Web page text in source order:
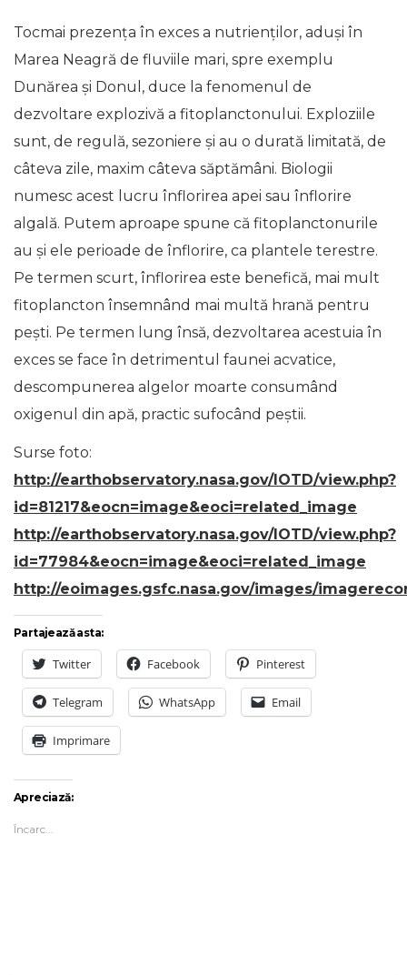
Tocmai prezența în exces a nutrienților, aduși în
Marea Neagră de fluviile mari, spre exemplu
Dunărea și Donul, duce la fenomenul de
dezvoltare explozivă a fitoplanctonului. Exploziile
sunt, de regulă, sezoniere și au o durată limitată, de
câteva zile, maxim câteva săptămâni. Biologii
numesc acest lucru înflorirea apei sau înflorire
algală. Putem aproape spune că fitoplanctonurile
au și ele perioade de înflorire, ca plantele terestre.
Pe termen scurt, înflorirea este benefică, mai mult
fitoplancton însemnând mai multă hrană pentru
pești. Pe termen lung însă, dezvoltarea acestuia în
exces se face în detrimentul faunei acvatice,
descompunerea algelor moarte consumând
oxigenul din apă, practic sufocând peștii.
Surse foto:
http://earthobservatory.nasa.gov/IOTD/view.php?
id=81217&eocn=image&eoci=related_image
http://earthobservatory.nasa.gov/IOTD/view.php?
id=77984&eocn=image&eoci=related_image
http://eoimages.gsfc.nasa.gov/images/
Partajează asta:
Twitter Facebook Pinterest
Telegram WhatsApp Email
Imprimare
Apreciază:
Încarc...